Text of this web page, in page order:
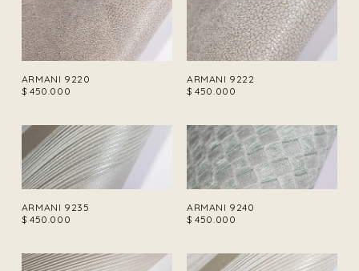
ARMANI 9220
$450.000
ARMANI 9222
$450.000
ARMANI 9235
$450.000
ARMANI 9240
$450.000